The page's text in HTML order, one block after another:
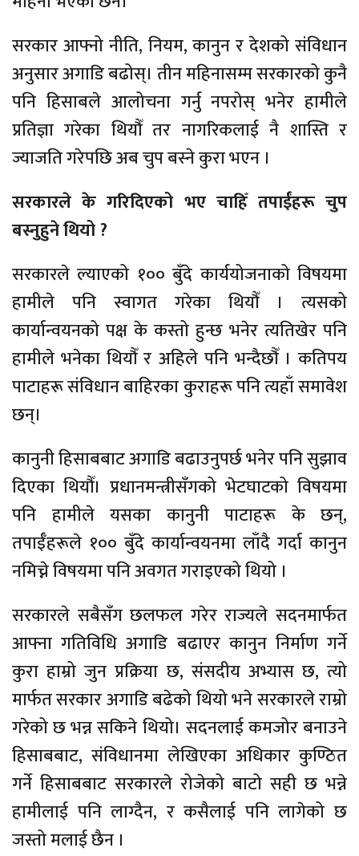
सरकार आफ्नो नीति, नियम, कानुन र देशको संविधान
अनुसार अगाडि बढोस्। तीन महिनासम्म सरकारको कुनै
पनि हिसाबले आलोचना गर्नु नपरोस् भनेर हामीले
प्रतिज्ञा गरेका थियौँ तर नागरिकलाई नै शास्ति र
ज्याजति गरेपछि अब चुप बस्ने कुरा भएन ।
सरकारले के गरिदिएको भए चाहिँ तपाईंहरू चुप
बस्नुहुने थियो ?
सरकारले ल्याएको १०० बुँदे कार्ययोजनाको विषयमा
हामीले पनि स्वागत गरेका थियौँ । त्यसको
कार्यान्वयनको पक्ष के कस्तो हुन्छ भनेर त्यतिखेर पनि
हामीले भनेका थियौँ र अहिले पनि भन्दैछौँ । कतिपय
पाटाहरू संविधान बाहिरका कुराहरू पनि त्यहाँ समावेश
छन्।
कानुनी हिसाबबाट अगाडि बढाउनुपर्छ भनेर पनि सुझाव
दिएका थियौँ। प्रधानमन्त्रीसँगको भेटघाटको विषयमा
पनि हामीले यसका कानुनी पाटाहरू के छन्,
तपाईँहरूले १०० बुँदे कार्यान्वयनमा लाँदै गर्दा कानुन
नमिच्ने विषयमा पनि अवगत गराइएको थियो ।
सरकारले सबैसँग छलफल गरेर राज्यले सदनमार्फत
आफ्ना गतिविधि अगाडि बढाएर कानुन निर्माण गर्ने
कुरा हाम्रो जुन प्रक्रिया छ, संसदीय अभ्यास छ, त्यो
मार्फत सरकार अगाडि बढेको थियो भने सरकारले राम्रो
गरेको छ भन्न सकिने थियो। सदनलाई कमजोर बनाउने
हिसाबबाट, संविधानमा लेखिएका अधिकार कुण्ठित
गर्ने हिसाबबाट सरकारले रोजेको बाटो सही छ भन्ने
हामीलाई पनि लाग्दैन, र कसैलाई पनि लागेको छ
जस्तो मलाई छैन ।